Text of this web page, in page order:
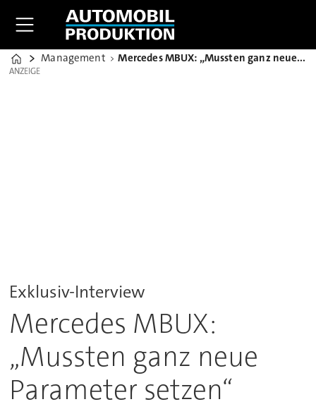
Home
Management Mercedes MBUX: „Mussten ganz neue Parameter setzen“
ANZEIGE
ANZEIGE
Exklusiv-Interview
Mercedes MBUX:
„Mussten ganz neue
Parameter setzen“